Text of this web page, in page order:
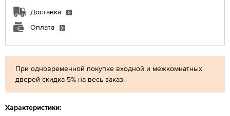
При одновременной покупке входной и межкомнатных
дверей скидка 5% на весь заказ.
Характеристики:
Доставка
Оплата